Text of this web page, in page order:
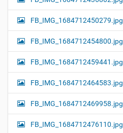
FB_IMG_1684712450279.jpg
FB_IMG_1684712454800.jpg
FB_IMG_1684712459441.jpg
FB_IMG_1684712464583.jpg
FB_IMG_1684712469958.jpg
FB_IMG_1684712476110.jpg